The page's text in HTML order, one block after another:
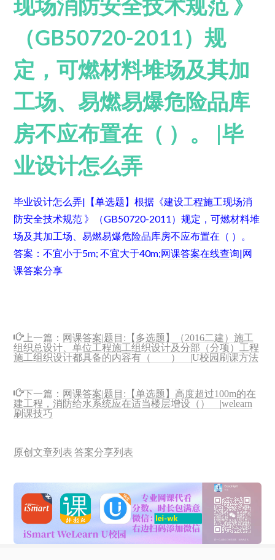
（GB50720-2011）规
定，可燃材料堆场及其加
工场、易燃易爆危险品库
房不应布置在（ ）。 |毕
业设计怎么弄
毕业设计怎么弄|【单选题】根据《建设工程施工现场消
防安全技术规范 》（GB50720-2011）规定，可燃材料堆
场及其加工场、易燃易爆危险品库房不应布置在（ ）。
答案：不宜小于5m; 不宜大于40m;网课答案在线查询|网
课答案分享
上一篇： 网课答案|题目:【多选题】（2016二建）施工
组织总设计、单位工程施工组织设计及分部（分项）工程
施工组织设计都具备的内容有（ ） |U校园刷课方法
下一篇： 网课答案|题目:【单选题】高度超过100m的在
建工程，消防给水系统应在适当楼层增设（） |welearn
刷课技巧
原创文章列表 答案分享列表